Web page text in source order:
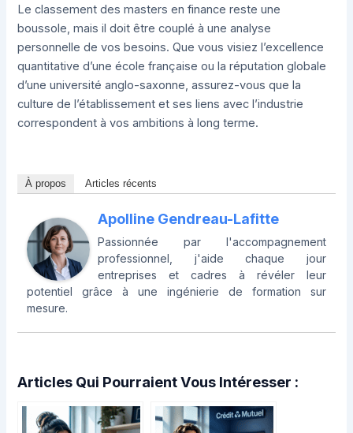
Le classement des masters en finance reste une
boussole, mais il doit être couplé à une analyse
personnelle de vos besoins. Que vous visiez l’excellence
quantitative d’une école française ou la réputation globale
d’une université anglo-saxonne, assurez-vous que la
culture de l’établissement et ses liens avec l’industrie
correspondent à vos ambitions à long terme.
À propos Articles récents
Apolline Gendreau-Lafitte
Passionnée par l'accompagnement
professionnel, j'aide chaque jour
entreprises et cadres à révéler leur
potentiel grâce à une ingénierie de formation sur
mesure.
Articles Qui Pourraient Vous Intéresser :